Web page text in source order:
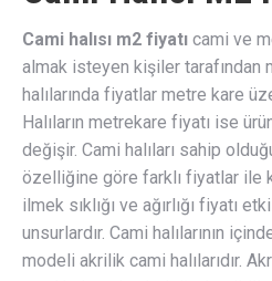
Cami halısı m2 fiyatı cami ve
almak isteyen kişiler tarafından
halılarında fiyatlar metre kare
Halıların metrekare fiyatı ise
değişir. Cami halıları sahip
özelliğine göre farklı fiyatlar ile
ilmek sıklığı ve ağırlığı fiyatı
unsurlardır. Cami halılarının
modeli akrilik cami halılarıdır.